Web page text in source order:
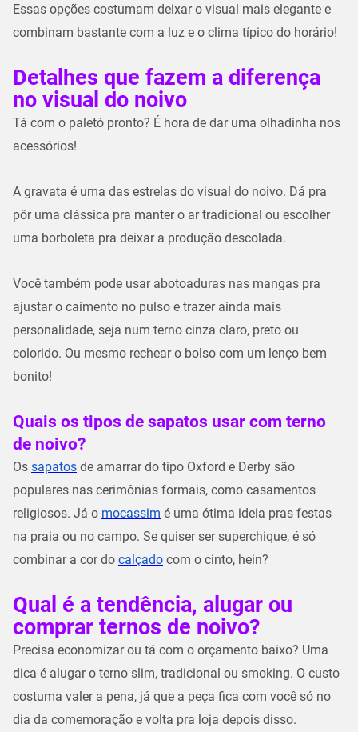
Essas opções costumam deixar o visual mais elegante e
combinam bastante com a luz e o clima típico do horário!
Detalhes que fazem a diferença
no visual do noivo
Tá com o paletó pronto? É hora de dar uma olhadinha nos
acessórios!
A gravata é uma das estrelas do visual do noivo. Dá pra
pôr uma clássica pra manter o ar tradicional ou escolher
uma borboleta pra deixar a produção descolada.
Você também pode usar abotoaduras nas mangas pra
ajustar o caimento no pulso e trazer ainda mais
personalidade, seja num terno cinza claro​, preto ou
colorido. Ou mesmo rechear o bolso com um lenço bem
bonito!
Quais os tipos de sapatos usar com terno
de noivo?
Os sapatos de amarrar do tipo Oxford e Derby são
populares nas cerimônias formais, como casamentos
religiosos. Já o mocassim é uma ótima ideia pras festas
na praia ou no campo. Se quiser ser superchique, é só
combinar a cor do calçado com o cinto, hein?
Qual é a tendência, alugar ou
comprar ternos de noivo?
Precisa economizar ou tá com o orçamento baixo? Uma
dica é alugar o terno slim​, tradicional ou smoking. O custo
costuma valer a pena, já que a peça fica com você só no
dia da comemoração e volta pra loja depois disso.